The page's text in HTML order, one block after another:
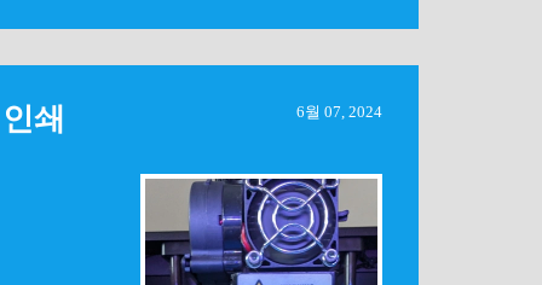
쇄 6월 07, 2024